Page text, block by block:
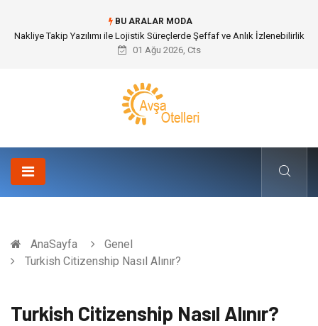
BU ARALAR MODA
Galericilik Belgesi Almanın Avantajları Nelerdir?
01 Ağu 2026, Cts
AnaSayfa
Genel
Turkish Citizenship Nasıl Alınır?
Turkish Citizenship Nasıl Alınır?